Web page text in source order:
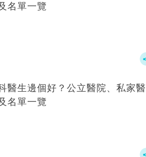
名單一覽
醫生邊個好？公立醫院、私家醫
名單一覽